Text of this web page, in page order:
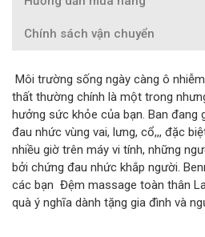
Chính sách vận chuyển
Môi trường sống ngày càng ô
thất thường chính là một trong
hưởng sức khỏe của bạn. Ban đang
đau nhức vùng vai, lưng, cổ,,, đặc
nhiều giờ trên máy vi tính, những
bởi chứng đau nhức khắp người.
các bạn Đệm massage toàn thân
quà ý nghĩa dành tặng gia đình và